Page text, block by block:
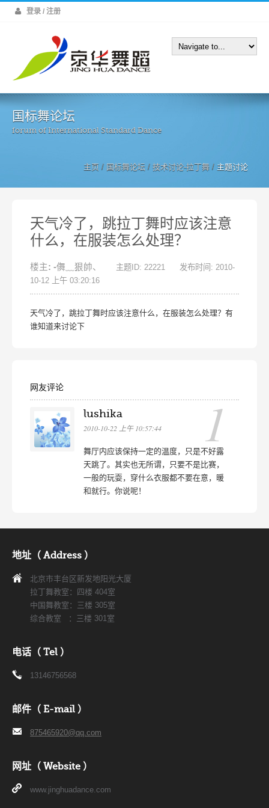
登录 / 注册
国标舞论坛
forum of International Standard Dance
主页 / 国标舞论坛 / 技术讨论-拉丁舞 / 主题讨论
天气冷了，跳拉丁舞时应该注意
什么，在服装怎么处理？
楼主: -儛﹏狠帥、 主题ID: 22221
发布时间: 2010-
10-12 上午 03:20:16
天气冷了，跳拉丁舞时应该注意什么，在服装怎么处理？有
谁知道来讨论下
网友评论
lushika
2010-10-22 上午 10:57:44 1
舞厅内应该保持一定的温度，只是不好露
天跳了。其实也无所谓，只要不是比赛，
一般的玩耍，穿什么衣服都不要在意，暖
和就行。你说呢！
地址（ Address ）
北京市丰台区新发地阳光大厦
拉丁舞教室：四楼 404室
中国舞教室：三楼 305室
综合教室 ：三楼 301室
电话（ Tel ）
13146756568
邮件（ E-mail ）
875465920@qq.com
网址（ Website ）
www.jinghuadance.com